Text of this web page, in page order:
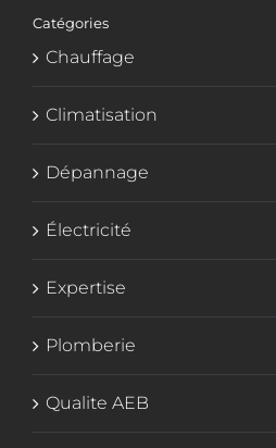
Catégories
Chauffage
Climatisation
Dépannage
Électricité
Expertise
Plomberie
Qualite AEB